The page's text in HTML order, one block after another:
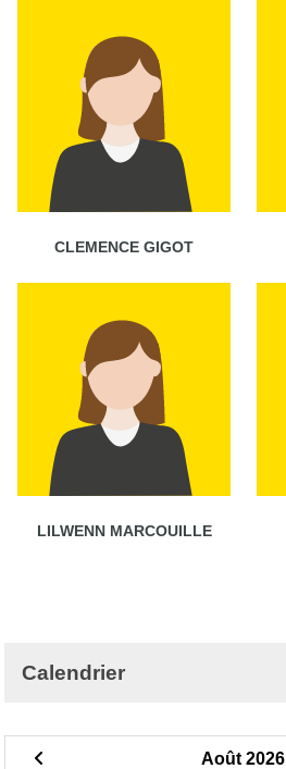
CLEMENCE GIGOT
LILWENN MARCOUILLE
Calendrier
Août 2026